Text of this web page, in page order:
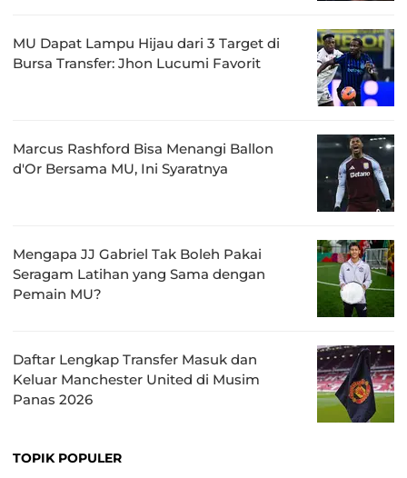
MU Dapat Lampu Hijau dari 3 Target di
Bursa Transfer: Jhon Lucumi Favorit
Marcus Rashford Bisa Menangi Ballon
d'Or Bersama MU, Ini Syaratnya
Mengapa JJ Gabriel Tak Boleh Pakai
Seragam Latihan yang Sama dengan
Pemain MU?
Daftar Lengkap Transfer Masuk dan
Keluar Manchester United di Musim
Panas 2026
TOPIK POPULER